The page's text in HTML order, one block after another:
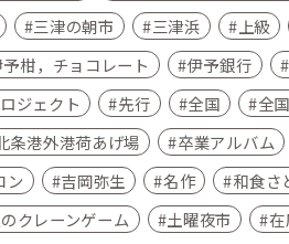
三津の朝市 三津浜 上級
柑，チョコレート 伊予銀行
ジェクト 先行 全国 全
条港外港荷あげ場 卒業アルバム
ン 吉岡弥生 名作 和食さ
クレーンゲーム 土曜夜市